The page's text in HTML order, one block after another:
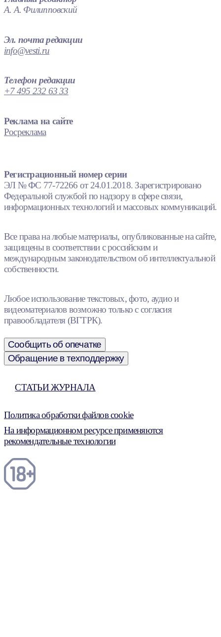
А. А. Филипповский
Эл. почта редакции
info@vesti.ru
Телефон редакции
+7 495 232 63 33
Реклама на сайте
Росреклама
Регистрационный номер серии
ЭЛ № ФС 77-72266 от 24.01.2018. Зарегистрировано
Федеральной службой по надзору в сфере связи,
информационных технологий и массовых коммуникаций.
Все права на любые материалы, опубликованные на сайте,
защищены в соответствии с российским и
международным законодательством об интеллектуальной
собственности.
Любое использование текстовых, фото, аудио и
видеоматериалов возможно только с согласия
правообладателя (ВГТРК).
Сообщить об опечатке
Обращение в техподдержку
СТАТЬИ ЖУРНАЛА
Политика обработки файлов cookie
На информационном ресурсе применяются
рекомендательные технологии